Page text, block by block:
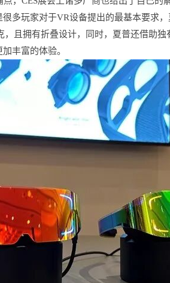
多玩家对于VR设备提出的最基本要求
且拥有折叠设计，同时，夏普还借助
丰富的体验。